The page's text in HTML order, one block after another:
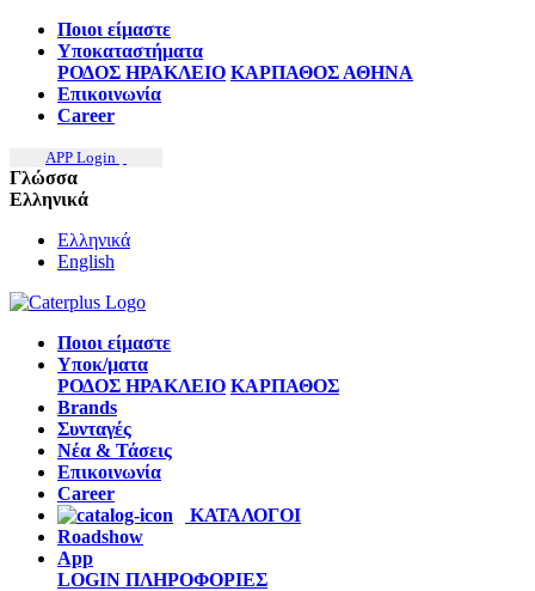
Ποιοι είμαστε
Υποκαταστήματα
ΡΟΔΟΣ ΗΡΑΚΛΕΙΟ ΚΑΡΠΑΘΟΣ ΑΘΗΝΑ
Επικοινωνία
Career
APP Login
Γλώσσα
Ελληνικά
Ελληνικά
English
Ποιοι είμαστε
Υποκ/ματα
ΡΟΔΟΣ ΗΡΑΚΛΕΙΟ ΚΑΡΠΑΘΟΣ
Brands
Συνταγές
Νέα & Τάσεις
Επικοινωνία
Career
ΚΑΤΑΛΟΓΟΙ
Roadshow
App
LOGIN ΠΛΗΡΟΦΟΡΙΕΣ